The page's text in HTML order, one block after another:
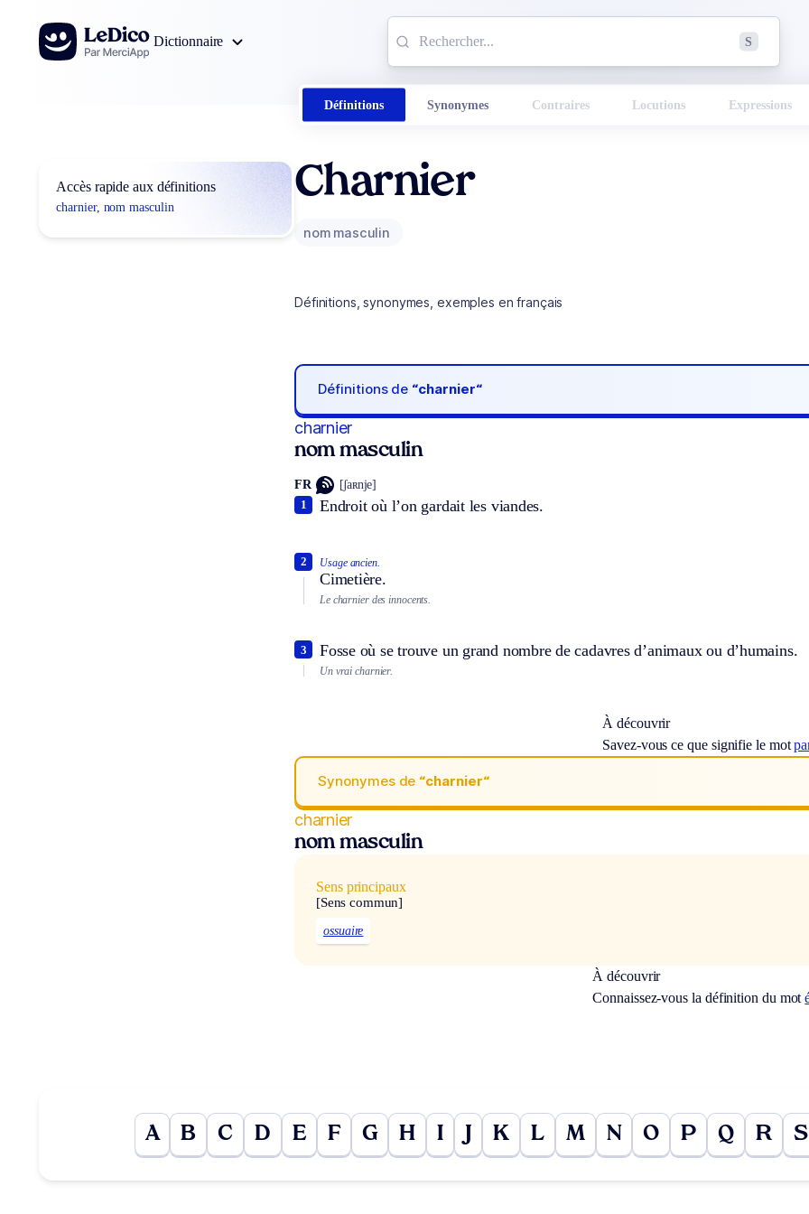
Aller au contenu
Dictionnaire
S
Définitions Synonymes Contraires Locutions Expressions
Accès rapide aux définitions
charnier, nom masculin
Charnier
nom masculin
Définitions, synonymes, exemples en français
Définitions de “charnier“
charnier
nom masculin
FR [ʃaʀnje]
Endroit où l’on gardait les viandes.
1
Usage ancien.
Cimetière.
2
Le charnier des innocents.
Fosse où se trouve un grand nombre de cadavres d’animaux ou d’humains.
3
Un vrai charnier.
À découvrir
Savez-vous ce que signifie le mot
Synonymes de “charnier“
charnier
nom masculin
Sens principaux
[Sens commun]
ossuaire
À découvrir
Connaissez-vous la définition du mot
A B C D E F G H I J K L M N O P Q R S